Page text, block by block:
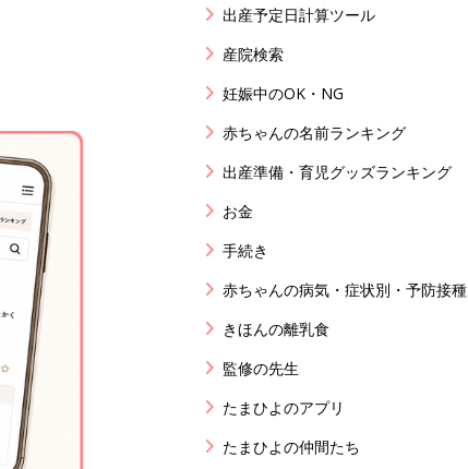
出産予定日計算ツール
産院検索
妊娠中のOK・NG
赤ちゃんの名前ランキング
出産準備・育児グッズランキング
お金
手続き
赤ちゃんの病気・症状別・予防接種
きほんの離乳食
監修の先生
たまひよのアプリ
たまひよの仲間たち